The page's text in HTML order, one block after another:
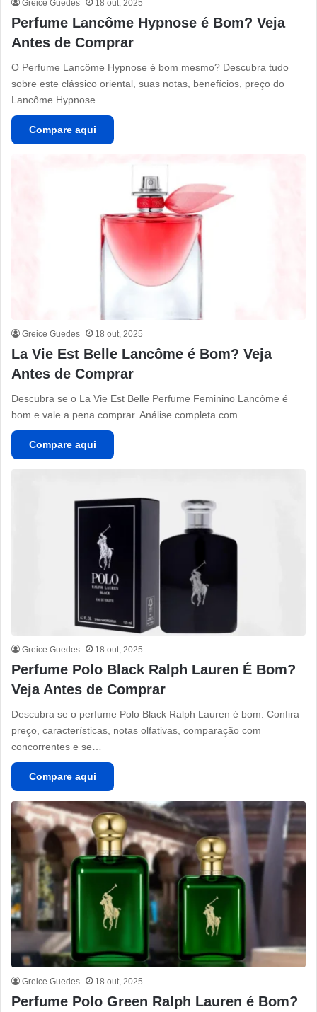
Greice Guedes 18 out, 2025
Perfume Lancôme Hypnose é Bom? Veja
Antes de Comprar
O Perfume Lancôme Hypnose é bom mesmo? Descubra tudo
sobre este clássico oriental, suas notas, benefícios, preço do
Lancôme Hypnose…
Compare aqui
Greice Guedes 18 out, 2025
La Vie Est Belle Lancôme é Bom? Veja
Antes de Comprar
Descubra se o La Vie Est Belle Perfume Feminino Lancôme é
bom e vale a pena comprar. Análise completa com…
Compare aqui
Greice Guedes 18 out, 2025
Perfume Polo Black Ralph Lauren É Bom?
Veja Antes de Comprar
Descubra se o perfume Polo Black Ralph Lauren é bom. Confira
preço, características, notas olfativas, comparação com
concorrentes e se…
Compare aqui
Greice Guedes 18 out, 2025
Perfume Polo Green Ralph Lauren é Bom?